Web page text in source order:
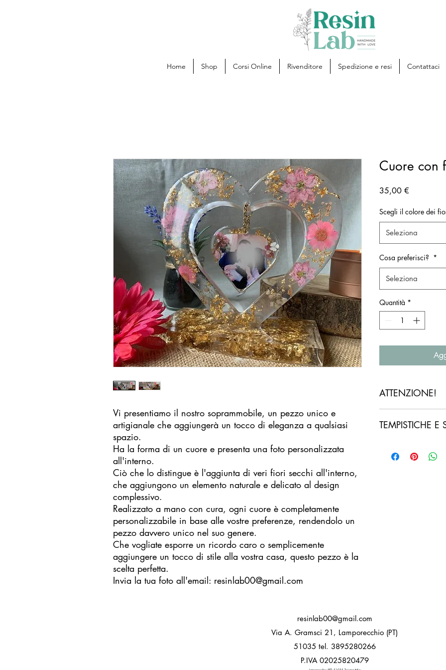
Home Shop Corsi Online Rivenditore Spedizione e resi Contattaci
Vi presentiamo il nostro soprammobile, un pezzo unico e
artigianale che aggiungerà un tocco di eleganza a qualsiasi
spazio.
Ha la forma di un cuore e presenta una foto personalizzata
all'interno.
Ciò che lo distingue è l'aggiunta di veri fiori secchi all'interno,
che aggiungono un elemento naturale e delicato al design
complessivo.
Realizzato a mano con cura, ogni cuore è completamente
personalizzabile in base alle vostre preferenze, rendendolo un
pezzo davvero unico nel suo genere.
Che vogliate esporre un ricordo caro o semplicemente
aggiungere un tocco di stile alla vostra casa, questo pezzo è la
scelta perfetta.
Invia la tua foto all'email: resinlab00@gmail.com
Cuore con
35,00 €
Scegli il colore dei
Seleziona
Cosa preferisci? *
Seleziona
Quantità *
ATTENZIONE!
prodotti e digitare
SE hai sbagliato a
TEMPISTICHE E
L'attesa è
resinlab00@gmail.com
Via A. Gramsci 21, Lamporecchio (PT)
51035​ tel. 3895280266
P.IVA 02025820479